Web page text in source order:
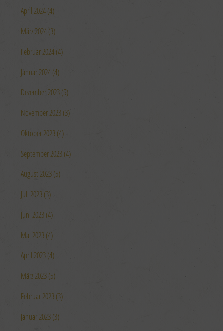
April 2024 (4)
März 2024 (3)
Februar 2024 (4)
Januar 2024 (4)
Dezember 2023 (5)
November 2023 (3)
Oktober 2023 (4)
September 2023 (4)
August 2023 (5)
Juli 2023 (3)
Juni 2023 (4)
Mai 2023 (4)
April 2023 (4)
März 2023 (5)
Februar 2023 (3)
Januar 2023 (3)